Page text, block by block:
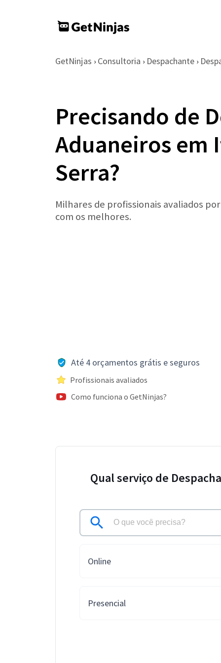
GetNinjas › Consultoria › Despachante ›
Precisando de
Aduaneiros em
Serra?
Milhares de profissionais avaliados
com os melhores.
Até 4 orçamentos grátis e seguros
Profissionais avaliados
Como funciona o GetNinjas?
Qual serviço de
Online
Presencial